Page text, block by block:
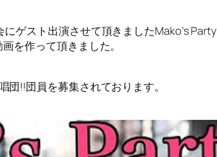
ゲスト出演させて頂きましたMako’s Party
を作って頂きました。
!!団員を募集されております。